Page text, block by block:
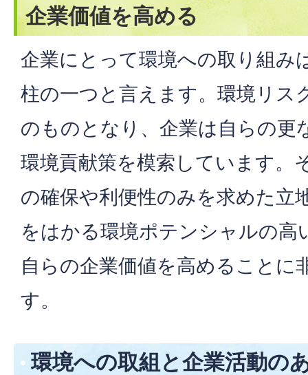
企業価値を高める
企業にとって環境への取り組み
柱の一つと言えます。環境リス
のものとなり、企業は自らの更
環境貢献策を模索しています。
の確保や利便性のみを求めた立
をはかる環境ポテンシャルの高
自らの企業価値を高めることに
す。
環境への取組と企業活動の